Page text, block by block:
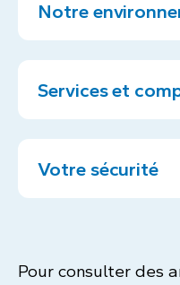
Notre
Services et
Votre sécurité
Pour consulter des